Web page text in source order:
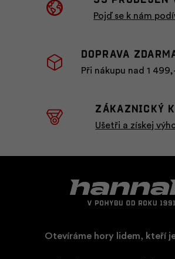
Pojď se k nám
Doprava
Při nákupu nad 1
ZÁKAZNICKÝ
Ušetři a získej
Otevíráme hory lidem, kteří